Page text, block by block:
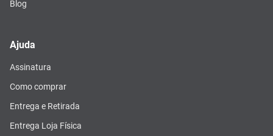
Blog
Ajuda
Assinatura
Como comprar
Entrega e Retirada
Entrega Loja Física